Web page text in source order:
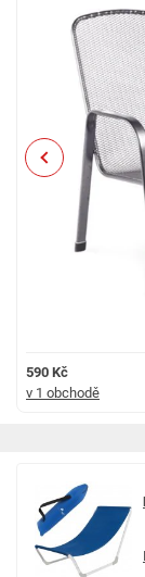
nedošlo k
- Respektujte
- Seďte pomalu a
poškození
590 Kč
v 1 obchodě
Previous